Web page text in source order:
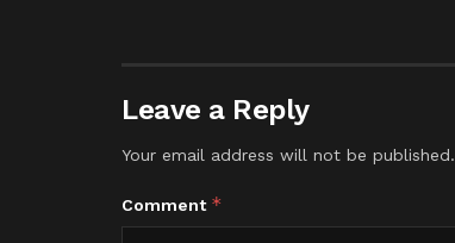
Leave a Reply
Your email address will not be published.
Comment *